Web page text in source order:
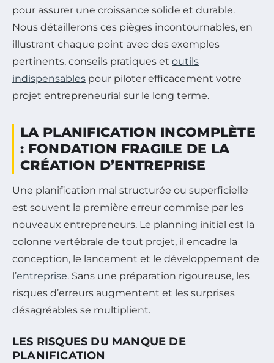
pour assurer une croissance solide et durable.
Nous détaillerons ces pièges incontournables, en
illustrant chaque point avec des exemples
pertinents, conseils pratiques et outils
indispensables pour piloter efficacement votre
projet entrepreneurial sur le long terme.
LA PLANIFICATION INCOMPLÈTE
: FONDATION FRAGILE DE LA
CRÉATION D’ENTREPRISE
Une planification mal structurée ou superficielle
est souvent la première erreur commise par les
nouveaux entrepreneurs. Le planning initial est la
colonne vertébrale de tout projet, il encadre la
conception, le lancement et le développement de
l’entreprise. Sans une préparation rigoureuse, les
risques d’erreurs augmentent et les surprises
désagréables se multiplient.
LES RISQUES DU MANQUE DE
PLANIFICATION